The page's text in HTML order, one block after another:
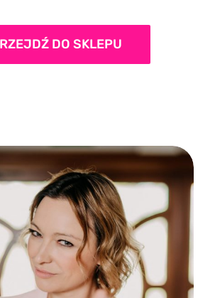
DO SKLEPU